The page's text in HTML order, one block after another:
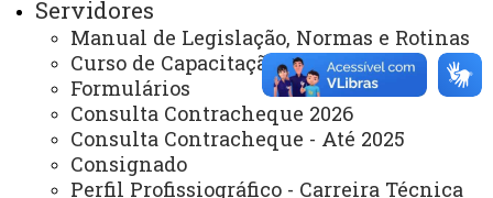
Servidores
Manual de Legislação, Normas e Rotinas
Curso de Capacitação
Formulários
Consulta Contracheque 2026
Consulta Contracheque - Até 2025
Consignado
Perfil Profissiográfico - Carreira Técnica
Planejamento
ASSESSORIAS
Assistência Estudantil